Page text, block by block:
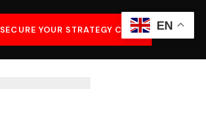
SECURE YOUR STRATEGY CALL EN